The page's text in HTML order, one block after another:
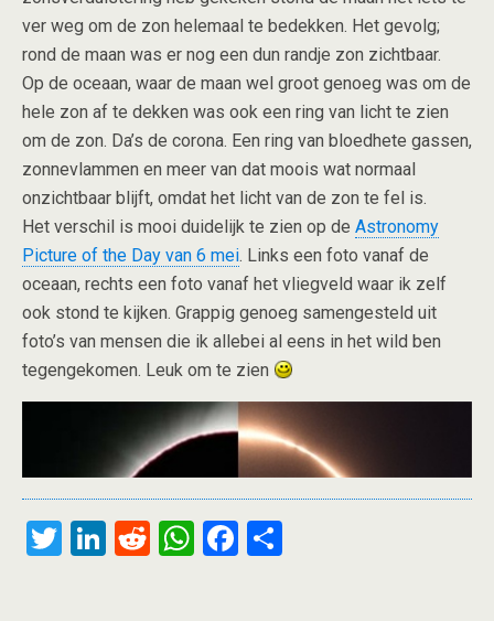
ver weg om de zon helemaal te bedekken. Het gevolg;
rond de maan was er nog een dun randje zon zichtbaar.
Op de oceaan, waar de maan wel groot genoeg was om de
hele zon af te dekken was ook een ring van licht te zien
om de zon. Da’s de corona. Een ring van bloedhete gassen,
zonnevlammen en meer van dat moois wat normaal
onzichtbaar blijft, omdat het licht van de zon te fel is.
Het verschil is mooi duidelijk te zien op de Astronomy
Picture of the Day van 6 mei. Links een foto vanaf de
oceaan, rechts een foto vanaf het vliegveld waar ik zelf
ook stond te kijken. Grappig genoeg samengesteld uit
foto’s van mensen die ik allebei al eens in het wild ben
tegengekomen. Leuk om te zien
T
Li
R
W F